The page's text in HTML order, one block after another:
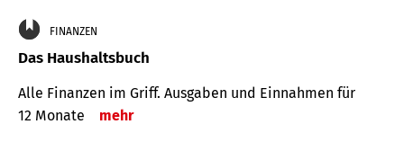
FINANZEN
Das Haushaltsbuch
Alle Finanzen im Griff. Aus­gaben und Ein­nahmen für
12 Monate
mehr